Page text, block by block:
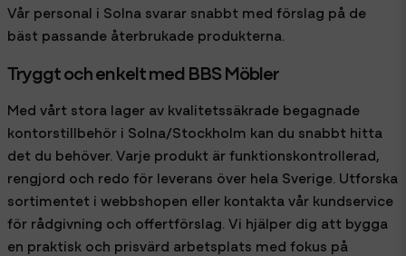
Vår personal i Solna svarar snabbt med förslag på de
bäst passande återbrukade produkterna.
Tryggt och enkelt med BBS Möbler
Med vårt stora lager av kvalitetssäkrade begagnade
kontorstillbehör i Solna/Stockholm kan du snabbt hitta
det du behöver. Varje produkt är funktionskontrollerad,
rengjord och redo för leverans över hela Sverige. Utforska
sortimentet i webbshopen eller kontakta vår kundservice
för rådgivning och offertförslag. Vi hjälper dig att bygga
en praktisk och prisvärd arbetsplats med fokus på